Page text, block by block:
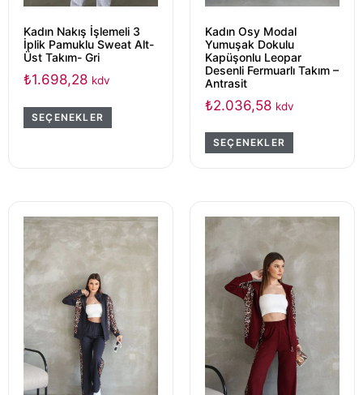
Kadın Nakış İşlemeli 3
İplik Pamuklu Sweat Alt-
Üst Takım- Gri
₺1.698,28 kdv
SEÇENEKLER
Kadın Osy Modal
Yumuşak Dokulu
Kapüşonlu Leopar
Desenli Fermuarlı Takım –
Antrasit
₺2.036,58 kdv
SEÇENEKLER